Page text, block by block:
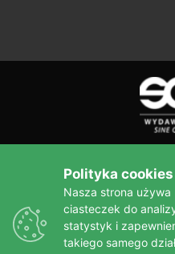
Więcej niż książka!
Wydawnictwo sine qua non
©
Polityka cookies
Nasza strona używa
ciasteczek do
statystyk i
takiego samego